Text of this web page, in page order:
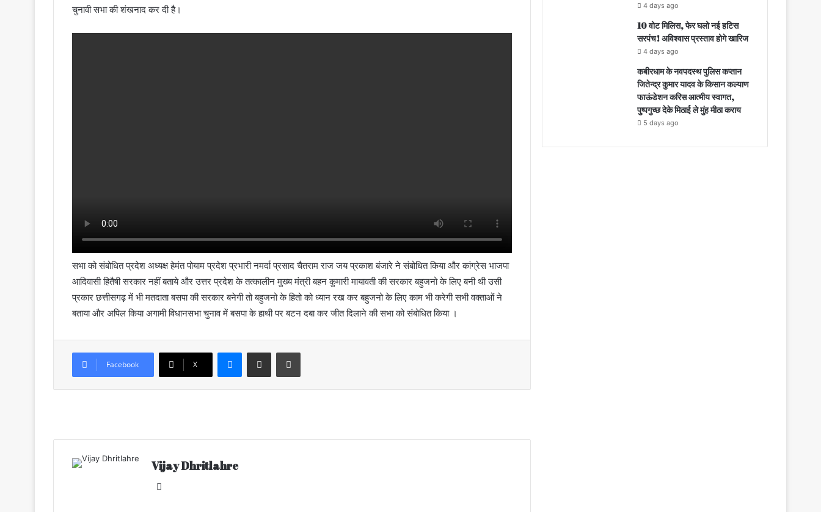
चुनावी सभा की शंखनाद कर दी है।
सभा को संबोधित प्रदेश अध्यक्ष हेमंत पोयाम प्रदेश प्रभारी नमर्दा प्रसाद चैतराम राज जय प्रकाश बंजारे ने संबोधित किया और कांग्रेस भाजपा
आदिवासी हितैषी सरकार नहीं बताये और उत्तर प्रदेश के तत्कालीन मुख्य मंत्री बहन कुमारी मायावती की सरकार बहुजनो के लिए बनी थी उसी
प्रकार छत्तीसगढ़ में भी मतदाता बसपा की सरकार बनेगी तो बहुजनो के हितो को ध्यान रख कर बहुजनो के लिए काम भी करेगी सभी वक्ताओं ने
बताया और अपिल किया अगामी विधानसभा चुनाव में बसपा के हाथी पर बटन दबा कर जीत दिलाने की सभा को संबोधित किया ।
Facebook X
Vijay Dhritlahre
4 days ago
10 वोट मिलिस, फेर घलो नई हटिस
सरपंच! अविश्वास प्रस्ताव होगे खारिज
4 days ago
कबीरधाम के नवपदस्थ पुलिस कप्तान
जितेन्द्र कुमार यादव के किसान कल्याण
फाऊंडेशन करिस आत्मीय स्वागत,
पुष्पगुच्छ देके मिठाई ले मुंह मीठा कराय
5 days ago